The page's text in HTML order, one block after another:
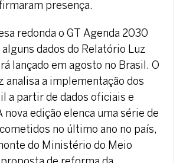
presença.
redonda o GT Agenda 2030
dados do Relatório Luz
lançado em agosto no Brasil. O
analisa a implementação dos
a partir de dados oficiais e
nova edição elenca uma série de
no último ano no país,
do Ministério do Meio